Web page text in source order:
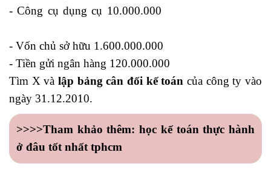
- Công cụ dụng cụ 10.000.000
- Vốn chủ sở hữu 1.600.000.000
- Tiền gửi ngân hàng 120.000.000
Tìm X và lập bảng cân đối kế toán của công ty vào
ngày 31.12.2010.
>>>>Tham khảo thêm:học kế toán thực hành
ở đâu tốt nhất tphcm